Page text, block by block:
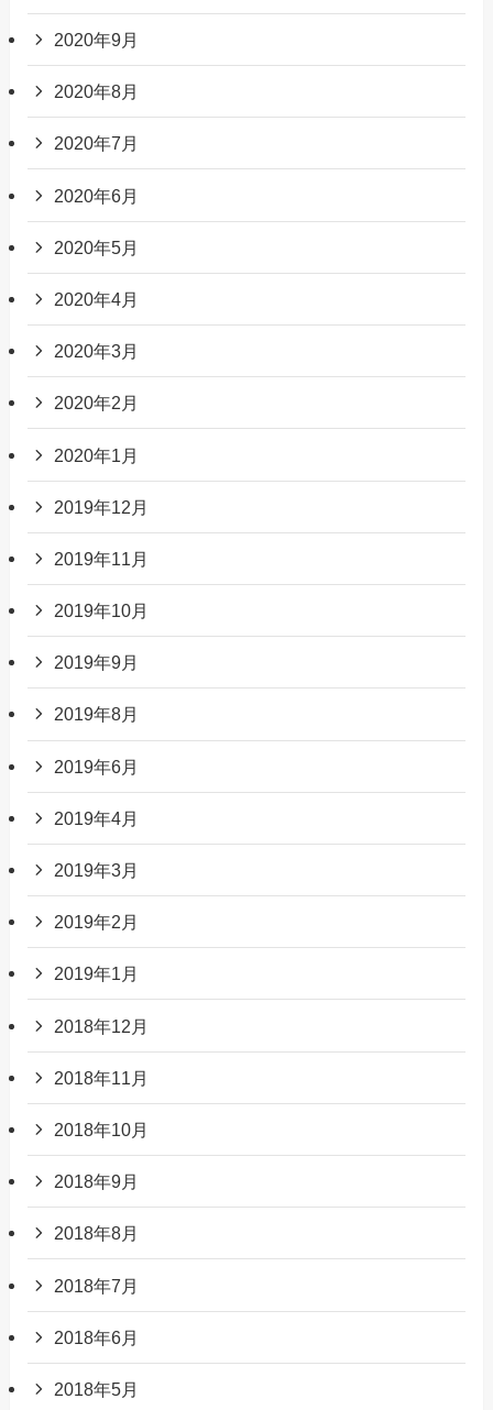
2020年9月
2020年8月
2020年7月
2020年6月
2020年5月
2020年4月
2020年3月
2020年2月
2020年1月
2019年12月
2019年11月
2019年10月
2019年9月
2019年8月
2019年6月
2019年4月
2019年3月
2019年2月
2019年1月
2018年12月
2018年11月
2018年10月
2018年9月
2018年8月
2018年7月
2018年6月
2018年5月